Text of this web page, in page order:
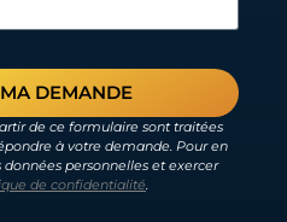
DEMANDE
de ce formulaire sont traitées
à votre demande. Pour en
personnelles et exercer
de confidentialité